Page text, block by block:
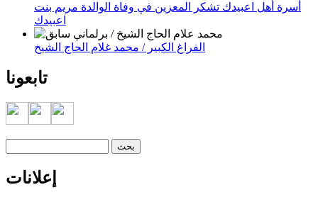
أسرة أهل اعبيدك تشكر المعزين في وفاة الوالدة مريم بنت
اعبيدك
الفراغ الكبير / محمد غلام الحاج الشيخ
تابعونا
إعلانات